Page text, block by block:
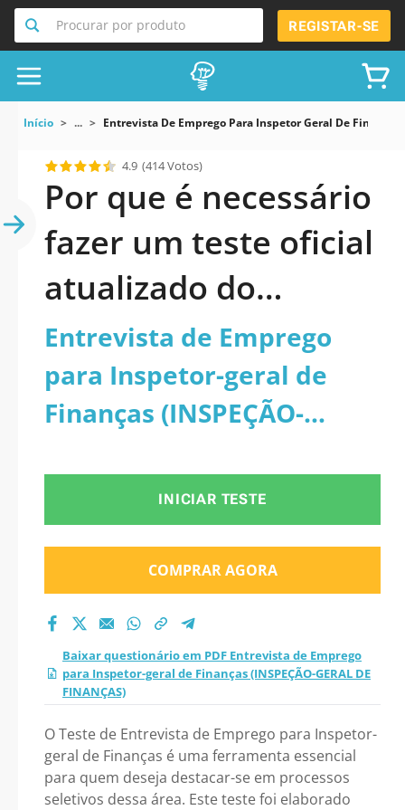
Procurar por produto REGISTAR-SE
Início ... Entrevista De Emprego Para Inspetor Geral De Finanças
4.9 (414 Votos)
Por que é necessário
fazer um teste oficial
atualizado do
Entrevista de
Emprego para
Inspetor-geral de
Finanças (INSPEÇÃO-
GERAL DE FINANÇAS)
2026?
Entrevista de Emprego
para Inspetor-geral de
Finanças (INSPEÇÃO-
INICIAR TESTE
COMPRAR AGORA
Baixar questionário em PDF Entrevista de Emprego
para Inspetor-geral de Finanças (INSPEÇÃO-GERAL DE
FINANÇAS)
O Teste de Entrevista de Emprego para Inspetor-
geral de Finanças é uma ferramenta essencial
para quem deseja destacar-se em processos
seletivos dessa área. Este teste foi elaborado